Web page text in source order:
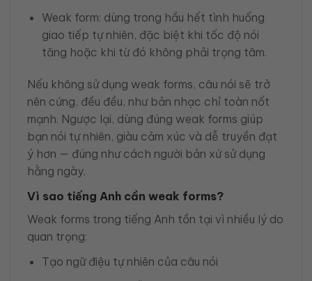
Weak form: dùng trong hầu hết tình huống
giao tiếp tự nhiên, đặc biệt khi tốc độ nói
tăng hoặc khi từ đó không phải trọng tâm.
Nếu không sử dụng weak forms, câu nói sẽ trở
nên cứng, đều đều, như bản nhạc chỉ toàn nốt
mạnh. Ngược lại, dùng đúng weak forms giúp
bạn nói tự nhiên, giàu cảm xúc và dễ truyền đạt
ý hơn — đúng như cách người bản xứ sử dụng
hằng ngày.
Vì sao tiếng Anh cần weak forms?
Weak forms trong tiếng Anh tồn tại vì nhiều lý do
quan trọng:
Tạo ngữ điệu tự nhiên của câu nói